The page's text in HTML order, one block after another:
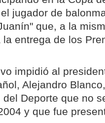
jugador de
que, a la
la entrega de los
impidió al
Alejandro
del Deporte que no
y que fue